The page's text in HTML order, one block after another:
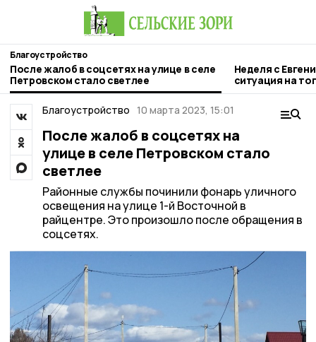
Благоустройство
После жалоб в соцсетях на улице в селе
Петровском стало светлее
Неделя с
ситуация на
городе и
Благоустройство 10 марта 2023, 15:01
После жалоб в соцсетях на
улице в селе Петровском стало
светлее
Районные службы починили фонарь уличного
освещения на улице 1-й Восточной в
райцентре. Это произошло после обращения в
соцсетях.